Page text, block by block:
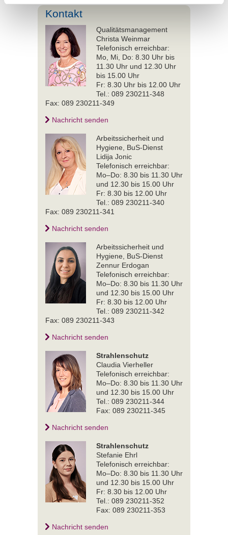
Kontakt
Qualitätsmanagement
Christa Weinmar
Telefonisch erreichbar:
Mo, Mi, Do: 8.30 Uhr bis
11.30 Uhr und 12.30 Uhr
bis 15.00 Uhr
Fr: 8.30 Uhr bis 12.00 Uhr
Tel.: 089 230211-348
Fax: 089 230211-349
Nachricht senden
Arbeitssicherheit und
Hygiene, BuS-Dienst
Lidija Jonic
Telefonisch erreichbar:
Mo–Do: 8.30 bis 11.30 Uhr
und 12.30 bis 15.00 Uhr
Fr: 8.30 bis 12.00 Uhr
Tel.: 089 230211-340
Fax: 089 230211-341
Nachricht senden
Arbeitssicherheit und
Hygiene, BuS-Dienst
Zennur Erdogan
Telefonisch erreichbar:
Mo–Do: 8.30 bis 11.30 Uhr
und 12.30 bis 15.00 Uhr
Fr: 8.30 bis 12.00 Uhr
Tel.: 089 230211-342
Fax: 089 230211-343
Nachricht senden
Strahlenschutz
Claudia Vierheller
Telefonisch erreichbar:
Mo–Do: 8.30 bis 11.30 Uhr
und 12.30 bis 15.00 Uhr
Tel.: 089 230211-344
Fax: 089 230211-345
Nachricht senden
Strahlenschutz
Stefanie Ehrl
Telefonisch erreichbar:
Mo–Do: 8.30 bis 11.30 Uhr
und 12.30 bis 15.00 Uhr
Fr: 8.30 bis 12.00 Uhr
Tel.: 089 230211-352
Fax: 089 230211-353
Nachricht senden